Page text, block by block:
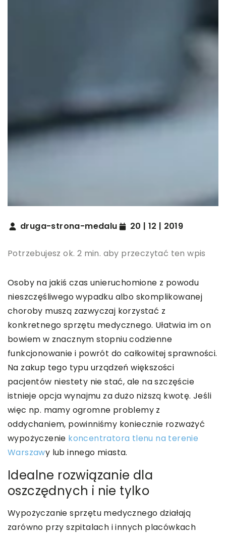
druga-strona-medalu 20 | 12 | 2019
Potrzebujesz ok. 2 min. aby przeczytać ten wpis
Osoby na jakiś czas unieruchomione z powodu
nieszczęśliwego wypadku albo skomplikowanej
choroby muszą zazwyczaj korzystać z
konkretnego sprzętu medycznego. Ułatwia im on
bowiem w znacznym stopniu codzienne
funkcjonowanie i powrót do całkowitej sprawności.
Na zakup tego typu urządzeń większości
pacjentów niestety nie stać, ale na szczęście
istnieje opcja wynajmu za dużo niższą kwotę. Jeśli
więc np. mamy ogromne problemy z
oddychaniem, powinniśmy koniecznie rozważyć
wypożyczenie koncentratora tlenu na terenie
Warszawy lub innego miasta.
Idealne rozwiązanie dla
oszczędnych i nie tylko
Wypożyczanie sprzętu medycznego działają
zarówno przy szpitalach i innych placówkach